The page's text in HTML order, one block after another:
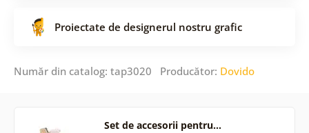
Proiectate de designerul nostru grafic
Număr din catalog: tap3020 Producător: Dovido
Set de accesorii pentru…